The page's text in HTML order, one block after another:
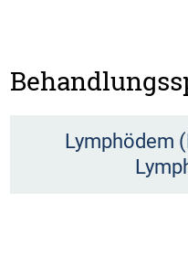
Lymphödem